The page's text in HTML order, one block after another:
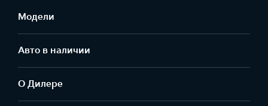
Модели
Авто в наличии
О Дилере